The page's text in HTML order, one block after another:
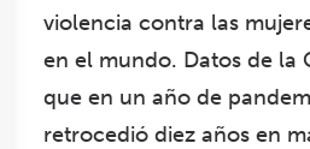
violencia contra las
en el mundo. Datos de la
que en un año de
retrocedió diez años en